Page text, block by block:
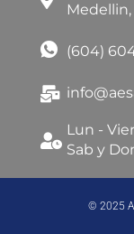
(604)
Lun -
Sab y
© 2025